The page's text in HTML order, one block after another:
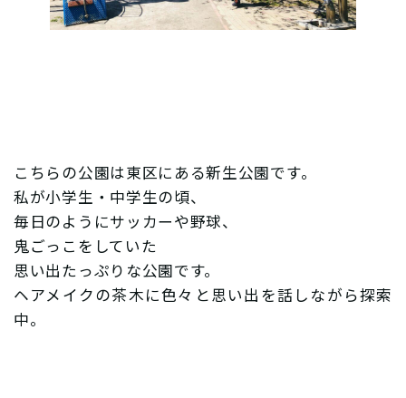
こちらの公園は東区にある新生公園です。
私が小学生・中学生の頃、
毎日のようにサッカーや野球、
鬼ごっこをしていた
思い出たっぷりな公園です。
ヘアメイクの茶木に色々と思い出を話しながら探索
中。